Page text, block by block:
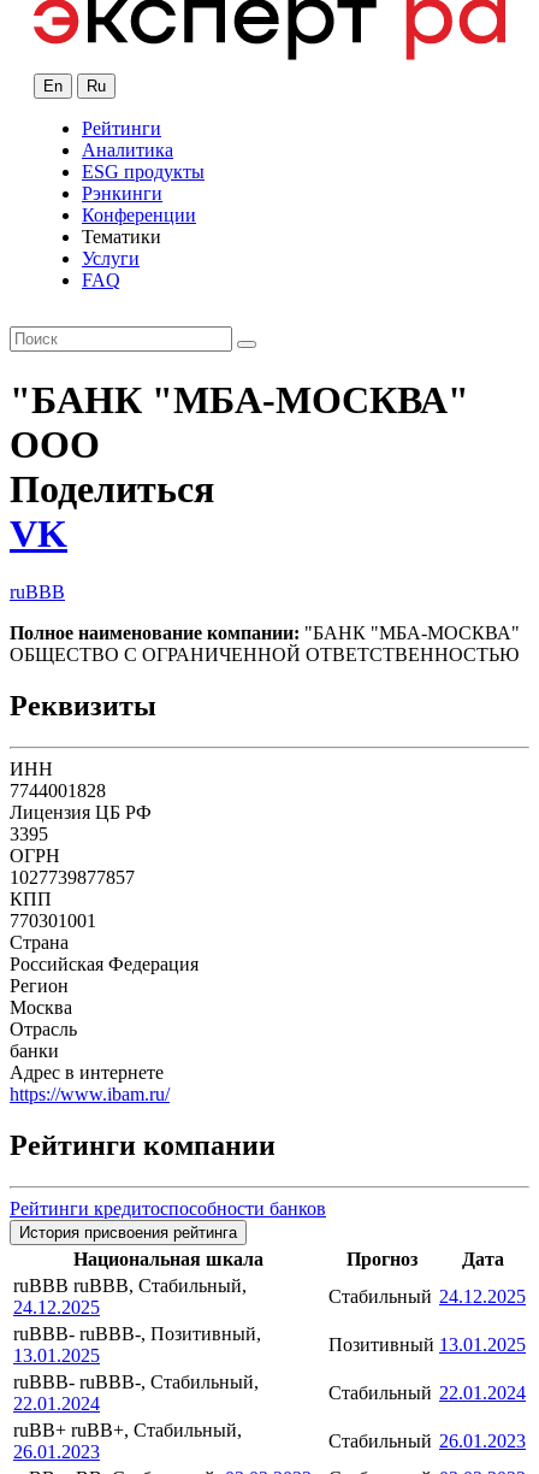
En Ru
Рейтинги
Аналитика
ESG продукты
Рэнкинги
Конференции
Тематики
Услуги
FAQ
"БАНК "МБА-МОСКВА"
ООО
Поделиться
VK
ruBBB
Полное наименование компании: "БАНК "МБА-МОСКВА"
ОБЩЕСТВО С ОГРАНИЧЕННОЙ ОТВЕТСТВЕННОСТЬЮ
Реквизиты
ИНН
7744001828
Лицензия ЦБ РФ
3395
ОГРН
1027739877857
КПП
770301001
Страна
Российская Федерация
Регион
Москва
Отрасль
банки
Адрес в интернете
https://www.ibam.ru/
Рейтинги компании
Рейтинги кредитоспособности банков
История присвоения рейтинга
Национальная шкала Прогноз
Дата
ruBBB ruBBB, Стабильный,
24.12.2025
Стабильный 24.12.2025
ruBBB- ruBBB-, Позитивный,
13.01.2025
Позитивный 13.01.2025
ruBBB- ruBBB-, Стабильный,
22.01.2024
Стабильный 22.01.2024
ruBB+ ruBB+, Стабильный,
26.01.2023
Стабильный 26.01.2023